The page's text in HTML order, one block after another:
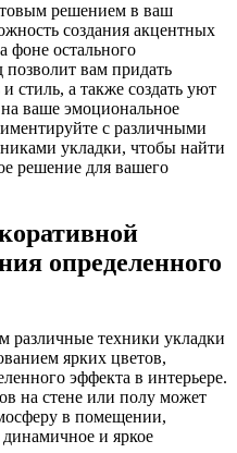
решением в ваш
создания акцентных
фоне остального
вам придать
стиль, а также создать уют
на ваше эмоциональное
с различными
укладки, чтобы найти
решение для вашего
определенного
различные техники укладки
ярких цветов,
эффекта в интерьере.
на стене или полу может
в помещении,
и яркое